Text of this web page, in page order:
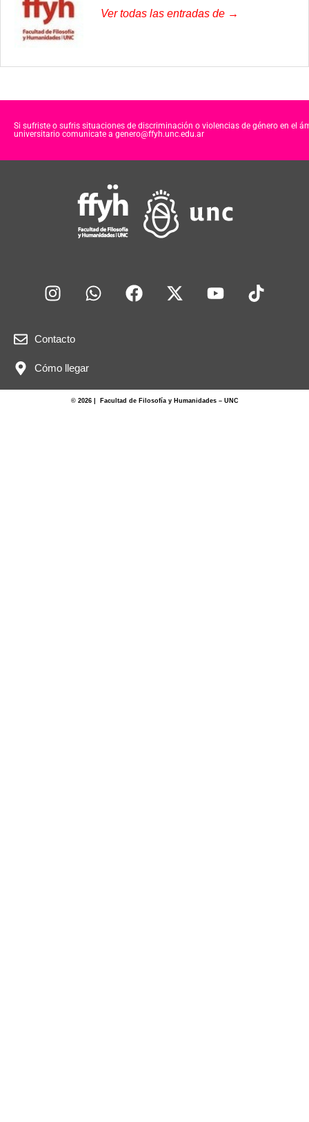
Ver todas las entradas de →
Si sufriste o sufris situaciones de discriminación o violencias de género en el
universitario comunicate a genero@ffyh.unc.edu.ar
Contacto
Cómo llegar
© 2026 | Facultad de Filosofía y Humanidades – UNC